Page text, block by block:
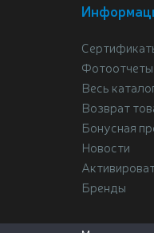
Фотоотчеты
Весь
Возврат
Бонусная
Новости
Бренды